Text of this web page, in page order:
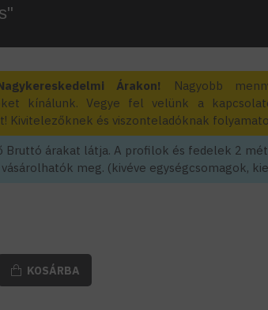
Árakon!
Nagyobb
kínálunk. Vegye fel velünk a
Kivitelezőknek és viszonteladóknak
Bruttó árakat látja. A profilok és fedelek 2
meg. (kivéve egységcsomagok,
KOSÁRBA